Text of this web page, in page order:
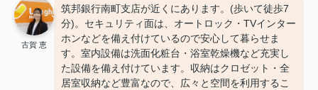
古賀 恵
筑邦銀行南町支店が近くにあります。(歩いて徒歩7
分)。セキュリティ面は、オートロック・TVインター
ホンなどを備え付けているので安心して暮らせま
す。室内設備は洗面化粧台・浴室乾燥機など充実し
た設備を備え付けています。収納はクロゼット・全
居室収納など豊富なので、広々と空間を利用するこ